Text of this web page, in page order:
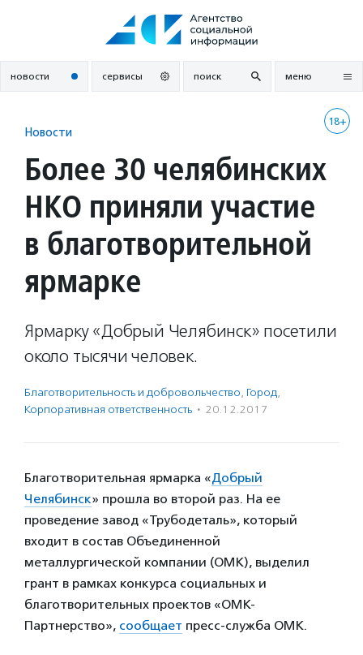
новости сервисы поиск меню
18+
Новости
Более 30 челябинских
НКО приняли участие
в благотворительной
ярмарке
Ярмарку «Добрый Челябинск» посетили
около тысячи человек.
Благотвори­тель­ность и доброволь­чест­во, Город,
Корпоративная ответственность · 20.12.2017
Благотворительная ярмарка «Добрый
Челябинск» прошла во второй раз. На ее
проведение завод «Трубодеталь», который
входит в состав Объединенной
металлургической компании (ОМК), выделил
грант в рамках конкурса социальных и
благотворительных проектов «ОМК-
Партнерство», сообщает пресс-служба ОМК.